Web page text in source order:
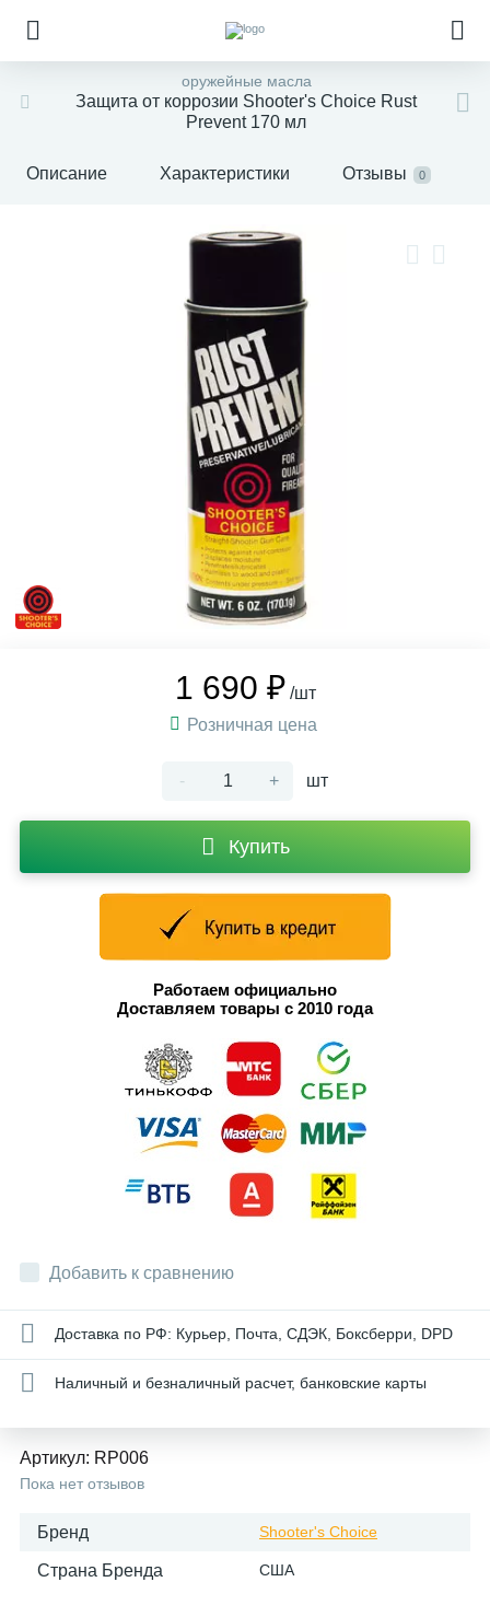
оружейные масла
Защита от коррозии Shooter's Choice Rust
Prevent 170 мл
Описание Характеристики Отзывы 0
1 690 ₽ /шт
Розничная цена
- + шт
Купить
Работаем официально
Доставляем товары с 2010 года
Добавить к сравнению
Доставка по РФ: Курьер, Почта, СДЭК, Боксберри, DPD
Наличный и безналичный расчет, банковские карты
Артикул: RP006
Пока нет отзывов
Бренд Shooter's Choice
Страна Бренда США